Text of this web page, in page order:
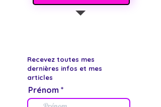
Recevez toutes mes
dernières infos et mes
articles
Prénom